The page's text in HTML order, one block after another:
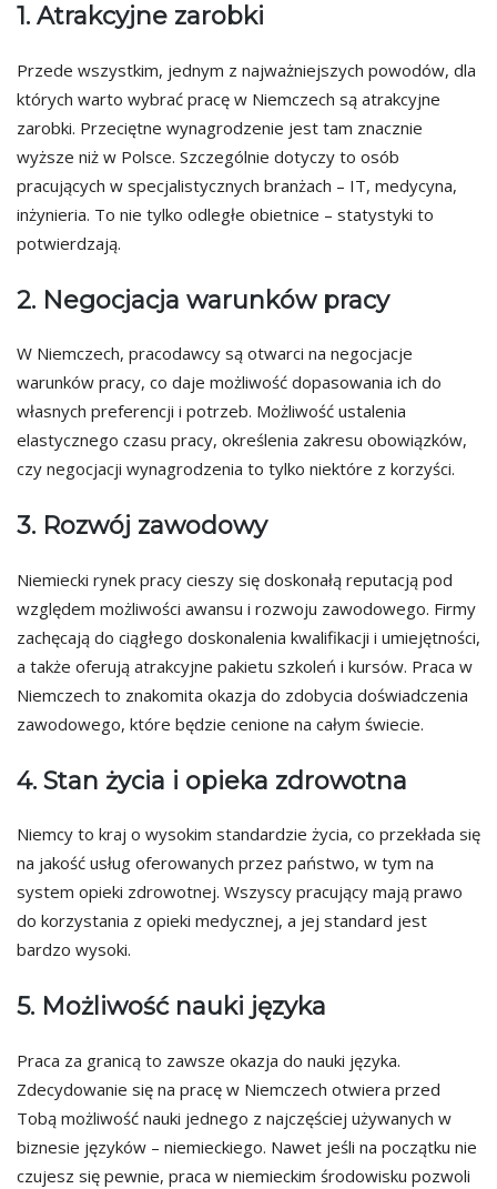
1. Atrakcyjne zarobki
Przede wszystkim, jednym z najważniejszych powodów, dla
których warto wybrać pracę w Niemczech są atrakcyjne
zarobki. Przeciętne wynagrodzenie jest tam znacznie
wyższe niż w Polsce. Szczególnie dotyczy to osób
pracujących w specjalistycznych branżach – IT, medycyna,
inżynieria. To nie tylko odległe obietnice – statystyki to
potwierdzają.
2. Negocjacja warunków pracy
W Niemczech, pracodawcy są otwarci na negocjacje
warunków pracy, co daje możliwość dopasowania ich do
własnych preferencji i potrzeb. Możliwość ustalenia
elastycznego czasu pracy, określenia zakresu obowiązków,
czy negocjacji wynagrodzenia to tylko niektóre z korzyści.
3. Rozwój zawodowy
Niemiecki rynek pracy cieszy się doskonałą reputacją pod
względem możliwości awansu i rozwoju zawodowego. Firmy
zachęcają do ciągłego doskonalenia kwalifikacji i umiejętności,
a także oferują atrakcyjne pakietu szkoleń i kursów. Praca w
Niemczech to znakomita okazja do zdobycia doświadczenia
zawodowego, które będzie cenione na całym świecie.
4. Stan życia i opieka zdrowotna
Niemcy to kraj o wysokim standardzie życia, co przekłada się
na jakość usług oferowanych przez państwo, w tym na
system opieki zdrowotnej. Wszyscy pracujący mają prawo
do korzystania z opieki medycznej, a jej standard jest
bardzo wysoki.
5. Możliwość nauki języka
Praca za granicą to zawsze okazja do nauki języka.
Zdecydowanie się na pracę w Niemczech otwiera przed
Tobą możliwość nauki jednego z najczęściej używanych w
biznesie języków – niemieckiego. Nawet jeśli na początku nie
czujesz się pewnie, praca w niemieckim środowisku pozwoli